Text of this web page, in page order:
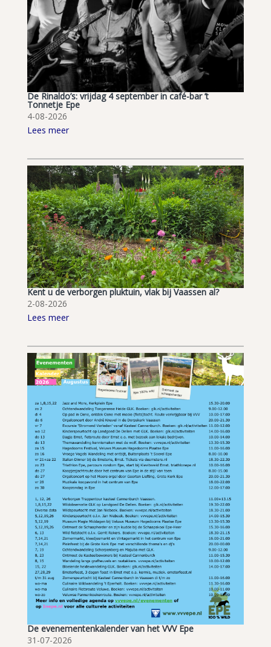
De Rinaldo’s: vrijdag 4 september in café-bar ’t
Tonnetje Epe
4-08-2026
Lees meer
Kent u de verborgen pluktuin, vlak bij Vaassen al?
2-08-2026
Lees meer
De evenementenkalender van het VVV Epe
31-07-2026